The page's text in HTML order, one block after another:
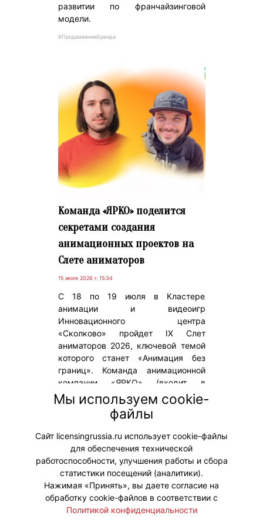
развитии по франчайзинговой
модели.
#ПродвижениеБренда
Команда «ЯРКО» поделится
секретами создания
анимационных проектов на
Слете аниматоров
15 июля 2026 г. 15:34
С 18 по 19 июля в Кластере
анимации и видеоигр
Инновационного центра
«Сколково» пройдет IX Слет
аниматоров 2026, ключевой темой
которого станет «Анимация без
границ». Команда анимационной
компании «ЯРКО» (входит в
«Газпром-Медиа Холдинг»)
выступит партнером события и
поддержит ежегодное отраслевое
событие.
#ПродвижениеБренда
Мы используем cookie-
файлы
Сайт licensingrussia.ru использует cookie-файлы
для обеспечения технической
работоспособности, улучшения работы и сбора
статистики посещений (аналитики).
Нажимая «Принять», вы даете согласие на
обработку cookie-файлов в соответствии с
Политикой конфиденциальности